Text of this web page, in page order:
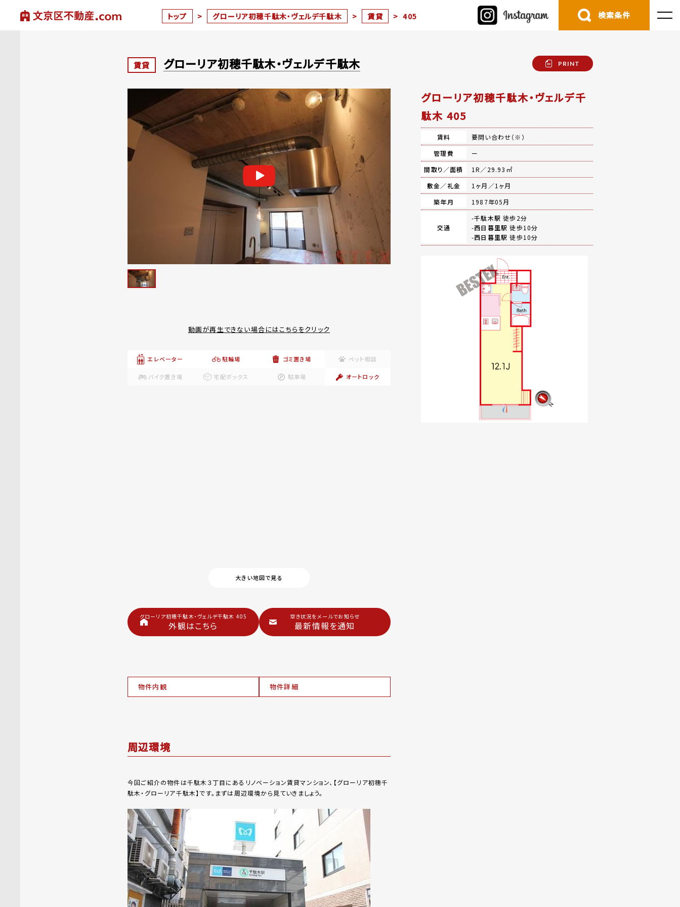
トップ > グローリア初穂千駄木・ヴェルデ千駄木 > 賃貸 > 405 検索条件
賃貸 グローリア初穂千駄木・ヴェルデ千駄木 PRINT
動画が再生できない場合にはこちらをクリック
エレベーター 駐輪場 ゴミ置き場 ペット相談
バイク置き場 宅配ボックス 駐車場 オートロック
大きい地図で見る
グローリア初穂千駄木・ヴェルデ千駄木 405
外観はこちら
空き状況をメールでお知らせ
最新情報を通知
物件内観 物件詳細
周辺環境
今回ご紹介の物件は千駄木３丁目にあるリノベーション賃貸マンション、【グローリア初穂千
駄木・グローリア千駄木】です。まずは周辺環境から見ていきましょう。
グローリア初穂千駄木・ヴェルデ千
駄木 405
賃料
要問い合わせ（※）
管理費
ー
間取り／面積
1R／29.93㎡
敷金／礼金
1ヶ月／1ヶ月
築年月
1987年05月
交通
-千駄木駅 徒歩2分
-西日暮里駅 徒歩10分
-西日暮里駅 徒歩10分